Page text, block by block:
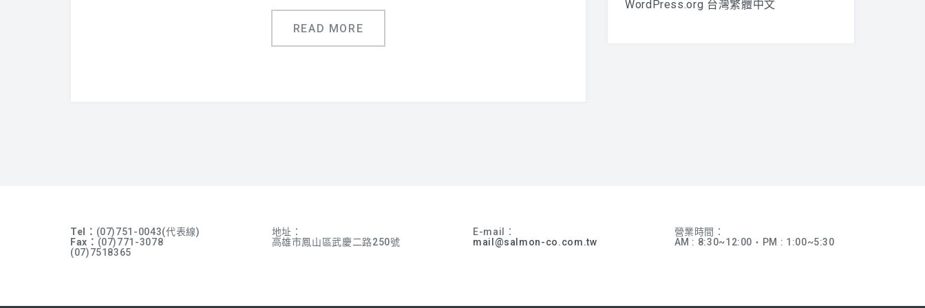
READ MORE
WordPress.org 台灣繁體中文
Tel： (07)751-0043(代表線)
Fax： (07)771-3078
(07)7518365
地址：
高雄市鳳山區武慶二路250號
E-mail：
mail@salmon-co.com.tw
營業時間：
AM : 8:30~12:00‧PM : 1:00~5:30